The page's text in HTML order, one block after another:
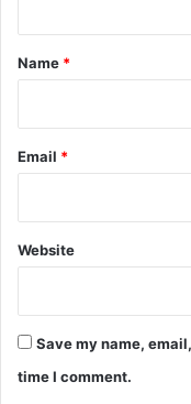
*
Name *
Email *
Website
Save my name,
time I comment.